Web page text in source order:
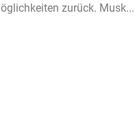
zurück. Musk...